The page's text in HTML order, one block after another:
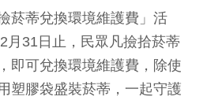
菸蒂兌換環境維護費」活
月31日止，民眾凡撿拾菸蒂
即可兌換環境維護費，除使
塑膠袋盛裝菸蒂，一起守護